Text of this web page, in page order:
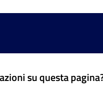
su questa